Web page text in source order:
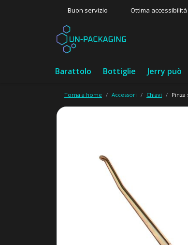
Buon servizio Ottima accessibilità
Barattolo Bottiglie Jerry può
Torna a home Accessori Chiavi Pinza